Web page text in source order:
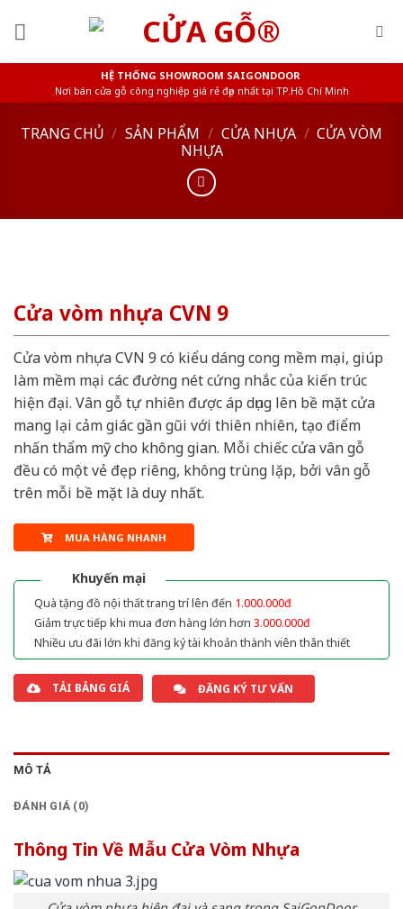
HỆ THỐNG SHOWROOM SAIGONDOOR
Nơi bán cửa gỗ công nghiệp giá rẻ đẹp nhất tại TP.Hồ Chí Minh
TRANG CHỦ / SẢN PHẨM / CỬA NHỰA / CỬA VÒM
NHỰA
Cửa vòm nhựa CVN 9
Cửa vòm nhựa CVN 9 có kiểu dáng cong mềm mại, giúp
làm mềm mại các đường nét cứng nhắc của kiến trúc
hiện đại. Vân gỗ tự nhiên được áp dụng lên bề mặt cửa
mang lại cảm giác gần gũi với thiên nhiên, tạo điểm
nhấn thẩm mỹ cho không gian. Mỗi chiếc cửa vân gỗ
đều có một vẻ đẹp riêng, không trùng lặp, bởi vân gỗ
trên mỗi bề mặt là duy nhất.
MUA HÀNG NHANH
Khuyến mại
Quà tặng đồ nội thất trang trí lên đến 1.000.000đ
Giảm trực tiếp khi mua đơn hàng lớn hơn 3.000.000đ
Nhiều ưu đãi lớn khi đăng ký tài khoản thành viên thân thiết
TẢI BẢNG GIÁ ĐĂNG KÝ TƯ VẤN
MÔ TẢ
ĐÁNH GIÁ (0)
Thông Tin Về Mẫu Cửa Vòm Nhựa